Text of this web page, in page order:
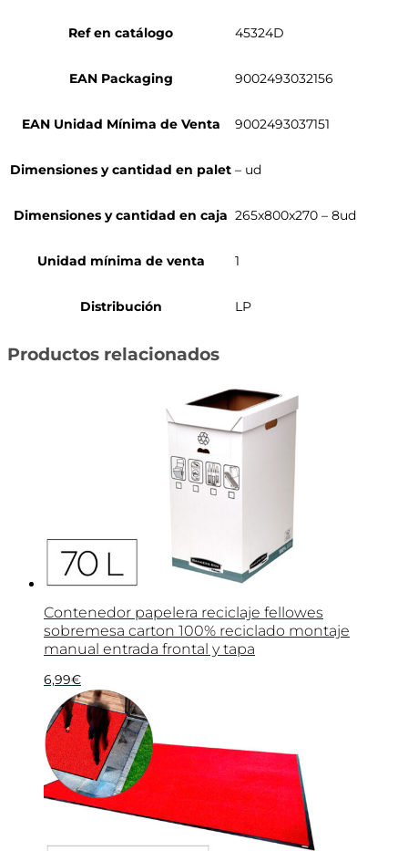
Ref en catálogo 45324D
EAN Packaging 9002493032156
EAN Unidad Mínima de Venta 9002493037151
Dimensiones y cantidad en palet – ud
Dimensiones y cantidad en caja 265x800x270 – 8ud
Unidad mínima de venta 1
Distribución LP
Productos relacionados
Contenedor papelera reciclaje fellowes
sobremesa carton 100% reciclado montaje
manual entrada frontal y tapa
6,99€